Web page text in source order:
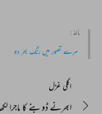
مأخذ :
مرے تصور میں رنگ بھر دو
اگلی غزل
ابھرنے ڈوبنے کا ماجرا